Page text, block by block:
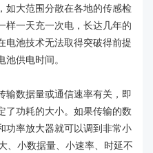
如大范围分散在各地的传感检
样一天充一次电，长达几年的
电池技术无法取得突破得前提
供电时间。
数据量或通信速率有关，即
了功耗的大小。如果传输的数
功率放大器就可以调到非常小
、小数据量、小速率、时延不